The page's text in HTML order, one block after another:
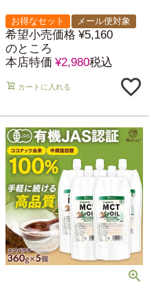
お得なセット メール便対象
希望小売価格 ¥5,160
のところ
本店特価 ¥2,980税込
カートに入れる